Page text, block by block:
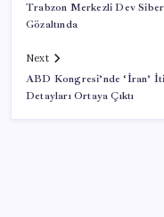
Trabzon Merkezli Dev Siber
Gözaltında
Next
ABD Kongresi’nde ‘İran’
Detayları Ortaya Çıktı